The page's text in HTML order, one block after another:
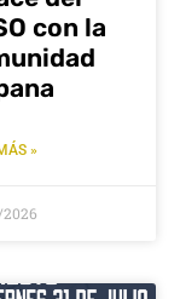
con la
»